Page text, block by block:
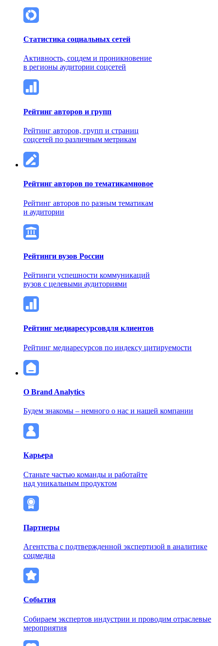
Статистика социальных сетей
Активность, соцдем и проникновение
в регионы аудитории соцсетей
Рейтинг авторов и групп
Рейтинг авторов, групп и страниц
соцсетей по различным метрикам
Рейтинг авторов по тематикамновое
Рейтинг авторов по разным тематикам
и аудитории
Рейтинги вузов России
Рейтинги успешности коммуникаций
вузов с целевыми аудиториями
Рейтинг медиаресурсовдля клиентов
Рейтинг медиаресурсов по индексу цитируемости
О Brand Analytics
Будем знакомы – немного о нас и нашей компании
Карьера
Станьте частью команды и работайте
над уникальным продуктом
Партнеры
Агентства с подтвержденной экспертизой в аналитике
соцмедиа
События
Собираем экспертов индустрии и проводим отраслевые
мероприятия